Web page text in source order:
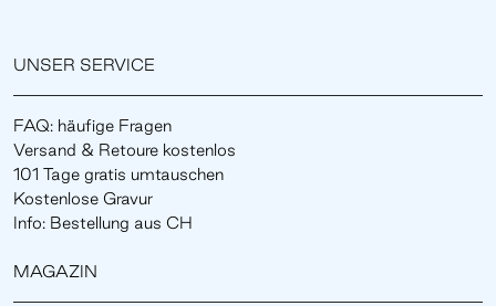
UNSER SERVICE
FAQ: häufige Fragen
Versand & Retoure kostenlos
101 Tage gratis umtauschen
Kostenlose Gravur
Info: Bestellung aus CH
MAGAZIN